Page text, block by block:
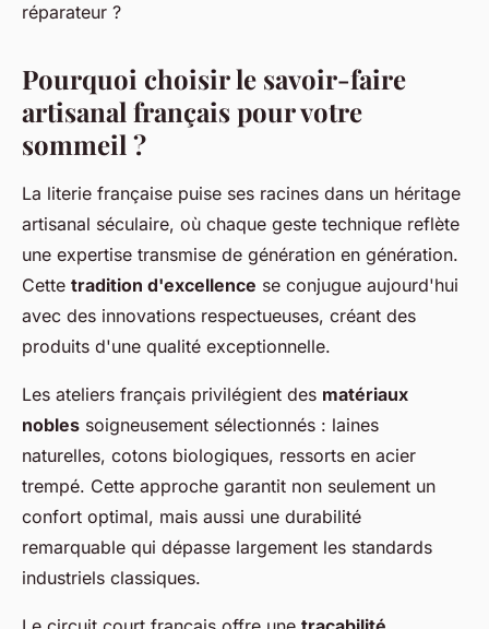
réparateur ?
Pourquoi choisir le savoir-faire
artisanal français pour votre
sommeil ?
La literie française puise ses racines dans un héritage
artisanal séculaire, où chaque geste technique reflète
une expertise transmise de génération en génération.
Cette tradition d'excellence se conjugue aujourd'hui
avec des innovations respectueuses, créant des
produits d'une qualité exceptionnelle.
Les ateliers français privilégient des matériaux
nobles soigneusement sélectionnés : laines
naturelles, cotons biologiques, ressorts en acier
trempé. Cette approche garantit non seulement un
confort optimal, mais aussi une durabilité
remarquable qui dépasse largement les standards
industriels classiques.